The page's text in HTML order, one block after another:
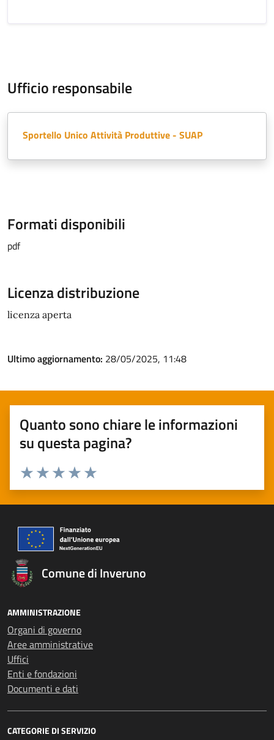
Ufficio responsabile
Sportello Unico Attività Produttive - SUAP
Formati disponibili
pdf
Licenza distribuzione
licenza aperta
Ultimo aggiornamento: 28/05/2025, 11:48
Quanto sono chiare le informazioni
su questa pagina?
Valuta 5 stelle su 5
Valuta 4 stelle su 5
Valuta 3 stelle su 5
Valuta 2 stelle su 5
Valuta 1 stelle su 5
Comune di Inveruno
AMMINISTRAZIONE
Organi di governo
Aree amministrative
Uffici
Enti e fondazioni
Documenti e dati
CATEGORIE DI SERVIZIO